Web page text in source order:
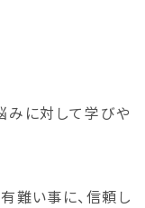
みに対して学びや
難い事に、 信頼し